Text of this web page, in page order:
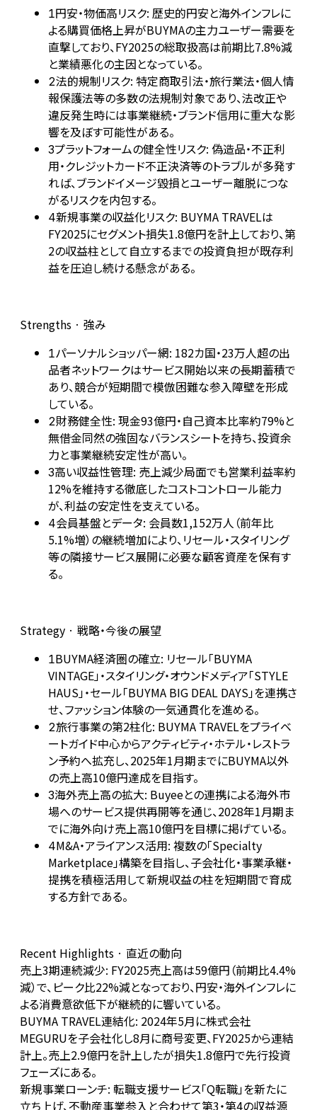
1円安・物価高リスク: 歴史的円安と海外インフレに
よる購買価格上昇がBUYMAの主力ユーザー需要を
直撃しており、FY2025の総取扱高は前期比7.8%減
と業績悪化の主因となっている。
2法的規制リスク: 特定商取引法・旅行業法・個人情
報保護法等の多数の法規制対象であり、法改正や
違反発生時には事業継続・ブランド信用に重大な影
響を及ぼす可能性がある。
3プラットフォームの健全性リスク: 偽造品・不正利
用・クレジットカード不正決済等のトラブルが多発す
れば、ブランドイメージ毀損とユーザー離脱につな
がるリスクを内包する。
4新規事業の収益化リスク: BUYMA TRAVELは
FY2025にセグメント損失1.8億円を計上しており、第
2の収益柱として自立するまでの投資負担が既存利
益を圧迫し続ける懸念がある。
Strengths · 強み
1パーソナルショッパー網: 182カ国・23万人超の出
品者ネットワークはサービス開始以来の長期蓄積で
あり、競合が短期間で模倣困難な参入障壁を形成
している。
2財務健全性: 現金93億円・自己資本比率約79%と
無借金同然の強固なバランスシートを持ち、投資余
力と事業継続安定性が高い。
3高い収益性管理: 売上減少局面でも営業利益率約
12%を維持する徹底したコストコントロール能力
が、利益の安定性を支えている。
4会員基盤とデータ: 会員数1,152万人（前年比
5.1%増）の継続増加により、リセール・スタイリング
等の隣接サービス展開に必要な顧客資産を保有す
る。
Strategy · 戦略・今後の展望
1BUYMA経済圏の確立: リセール「BUYMA
VINTAGE」・スタイリング・オウンドメディア「STYLE
HAUS」・セール「BUYMA BIG DEAL DAYS」を連携さ
せ、ファッション体験の一気通貫化を進める。
2旅行事業の第2柱化: BUYMA TRAVELをプライベ
ートガイド中心からアクティビティ・ホテル・レストラ
ン予約へ拡充し、2025年1月期までにBUYMA以外
の売上高10億円達成を目指す。
3海外売上高の拡大: Buyeeとの連携による海外市
場へのサービス提供再開等を通じ、2028年1月期ま
でに海外向け売上高10億円を目標に掲げている。
4M&A・アライアンス活用: 複数の「Specialty
Marketplace」構築を目指し、子会社化・事業承継・
提携を積極活用して新規収益の柱を短期間で育成
する方針である。
Recent Highlights · 直近の動向
売上3期連続減少: FY2025売上高は59億円（前期比4.4%
減）で、ピーク比22%減となっており、円安・海外インフレに
よる消費意欲低下が継続的に響いている。
BUYMA TRAVEL連結化: 2024年5月に株式会社
MEGURUを子会社化し8月に商号変更、FY2025から連結
計上。売上2.9億円を計上したが損失1.8億円で先行投資
フェーズにある。
新規事業ローンチ: 転職支援サービス「Q転職」を新たに
立ち上げ、不動産事業参入と合わせて第3・第4の収益源